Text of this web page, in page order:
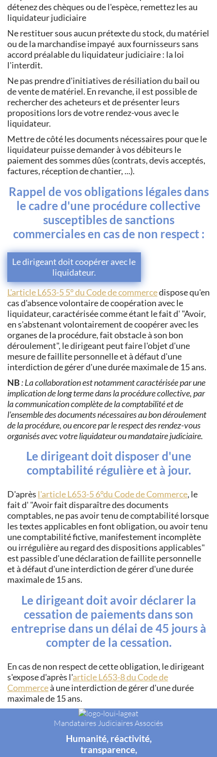
détenez des chèques ou de l'espèce, remettez les au
liquidateur judiciaire
Ne restituer sous aucun prétexte du stock, du matériel
ou de la marchandise impayé aux fournisseurs sans
accord préalable du liquidateur judiciaire : la loi
l'interdit.
Ne pas prendre d'initiatives de résiliation du bail ou
de vente de matériel. En revanche, il est possible de
rechercher des acheteurs et de présenter leurs
propositions lors de votre rendez-vous avec le
liquidateur.
Mettre de côté les documents nécessaires pour que le
liquidateur puisse demander à vos débiteurs le
paiement des sommes dûes (contrats, devis acceptés,
factures, réception de chantier, ...).
Rappel de vos obligations légales dans
le cadre d'une procédure collective
susceptibles de sanctions
commerciales en cas de non respect :
Le dirigeant doit coopérer avec le
liquidateur.
L'article L653-5 5° du Code de commercedispose qu'en
cas d'absence volontaire de coopération avec le
liquidateur, caractérisée comme étant le fait d' "Avoir,
en s'abstenant volontairement de coopérer avec les
organes de la procédure, fait obstacle à son bon
déroulement", le dirigeant peut faire l'objet d'une
mesure de faillite personnelle et à défaut d'une
interdiction de gérer d'une durée maximale de 15 ans.
NB: La collaboration est notamment caractérisée par une
implication de long terme dans la procédure collective, par
la communication complète de la comptabilité et de
l'ensemble des documents nécessaires au bon déroulement
de la procédure, ou encore par le respect des rendez-vous
organisés avec votre liquidateur ou mandataire judiciaire.
Le dirigeant doit disposer d'une
comptabilité régulière et à jour.
D'après l'article L653-5 6°du Code de Commerce, le
fait d' Avoir fait disparaître des documents
comptables, ne pas avoir tenu de comptabilité lorsque
les textes applicables en font obligation, ou avoir tenu
une comptabilité fictive, manifestement incomplète
ou irrégulière au regard des dispositions applicables
est passible d'une déclaration de faillite personnelle
et à défaut d'une interdiction de gérer d'une durée
maximale de 15 ans.
Le dirigeant doit avoir déclarer la
cessation de paiements dans son
entreprise dans un délai de 45 jours à
compter de la cessation.
En cas de non respect de cette obligation, le dirigeant
s'expose d'après l'article L653-8 du Code de
Commerceà une interdiction de gérer d'une durée
maximale de 15 ans.
Mandataires Judiciaires Associés
Humanité, réactivité,
transparence,